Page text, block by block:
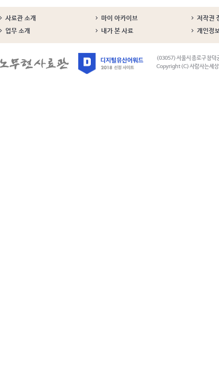
사료관 소개 마이 아카이브
저작권
업무 소개
내가 본 사료 개인정
(03057) 서울시 종로구 창덕
Copyright (C) 사람사는세